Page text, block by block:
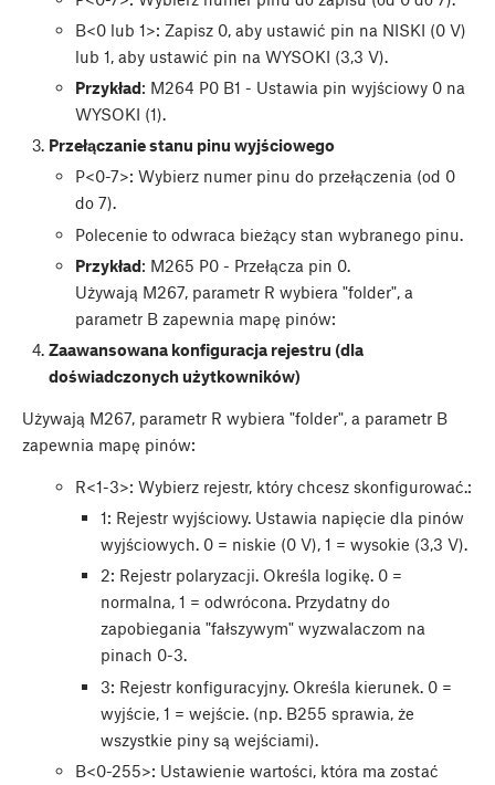
B<0 lub 1>: Zapisz 0, aby ustawić pin na NISKI (0 V)
lub 1, aby ustawić pin na WYSOKI (3,3 V).
Przykład: M264 P0 B1 - Ustawia pin wyjściowy 0 na
WYSOKI (1).
Przełączanie stanu pinu wyjściowego
P<0-7>: Wybierz numer pinu do przełączenia (od 0
do 7).
Polecenie to odwraca bieżący stan wybranego pinu.
Przykład: M265 P0 - Przełącza pin 0.
Używają M267, parametr R wybiera "folder", a
parametr B zapewnia mapę pinów:
Zaawansowana konfiguracja rejestru (dla
doświadczonych użytkowników)
Używają M267, parametr R wybiera "folder", a parametr B
zapewnia mapę pinów:
R<1-3>: Wybierz rejestr, który chcesz skonfigurować.:
1: Rejestr wyjściowy. Ustawia napięcie dla pinów
wyjściowych. 0 = niskie (0 V), 1 = wysokie (3,3 V).
2: Rejestr polaryzacji. Określa logikę. 0 =
normalna, 1 = odwrócona. Przydatny do
zapobiegania "fałszywym" wyzwalaczom na
pinach 0-3.
3: Rejestr konfiguracyjny. Określa kierunek. 0 =
wyjście, 1 = wejście. (np. B255 sprawia, że
wszystkie piny są wejściami).
B<0-255>: Ustawienie wartości, która ma zostać